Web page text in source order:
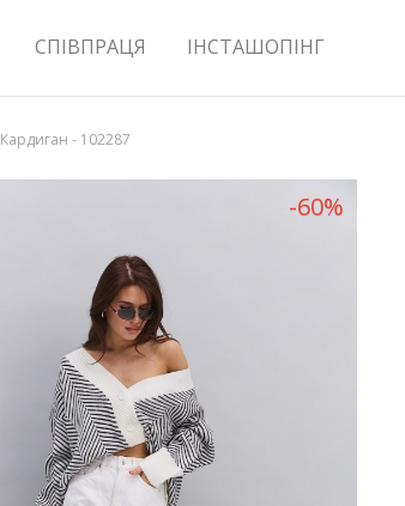
СПІВПРАЦЯ ІНСТАШОПІНГ
Кардиган - 102287
-60%